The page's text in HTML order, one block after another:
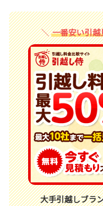
一番安い引
大手引越しブラ